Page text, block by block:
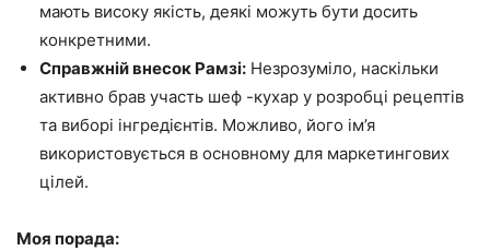
мають високу якість, деякі можуть бути досить
конкретними.
Справжній внесок Рамзі: Незрозуміло, наскільки
активно брав участь шеф -кухар у розробці рецептів
та виборі інгредієнтів. Можливо, його ім’я
використовується в основному для маркетингових
цілей.
Моя порада: